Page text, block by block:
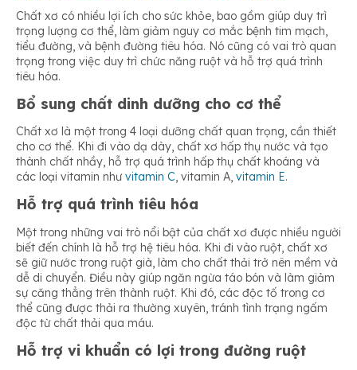
Chất xơ có nhiều lợi ích cho sức khỏe, bao gồm giúp duy trì
trọng lượng cơ thể, làm giảm nguy cơ mắc bệnh tim mạch,
tiểu đường, và bệnh đường tiêu hóa. Nó cũng có vai trò quan
trọng trong việc duy trì chức năng ruột và hỗ trợ quá trình
tiêu hóa.
Bổ sung chất dinh dưỡng cho cơ thể
Chất xơ là một trong 4 loại dưỡng chất quan trọng, cần thiết
cho cơ thể. Khi đi vào dạ dày, chất xơ hấp thụ nước và tạo
thành chất nhầy, hỗ trợ quá trình hấp thụ chất khoáng và
các loại vitamin nhưvitamin C, vitamin A, vitamin E.
Hỗ trợ quá trình tiêu hóa
Một trong những vai trò nổi bật của chất xơ được nhiều người
biết đến chính là hỗ trợ hệ tiêu hóa. Khi đi vào ruột, chất xơ
sẽ giữ nước trong ruột già, làm cho chất thải trở nên mềm và
dễ di chuyển. Điều này giúp ngăn ngừa táo bón và làm giảm
sự căng thẳng trên thành ruột. Khi đó, các độc tố trong cơ
thể cũng được thải ra thường xuyên, tránh tình trạng ngấm
độc từ chất thải qua máu.
Hỗ trợ vi khuẩn có lợi trong đường ruột